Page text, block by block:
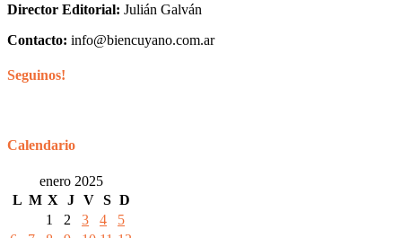
Director Editorial: Julián Galván
Contacto: info@biencuyano.com.ar
Seguinos!
Calendario
enero 2025
L M X J V S D
1
2 3 4
5